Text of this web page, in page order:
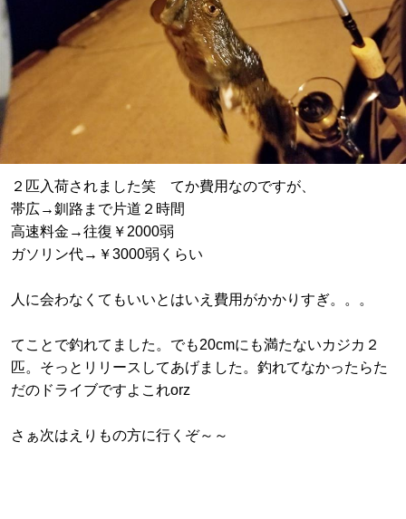
２匹入荷されました笑 てか費用なのですが、
帯広→釧路まで片道２時間
高速料金→往復￥2000弱
ガソリン代→￥3000弱くらい
人に会わなくてもいいとはいえ費用がかかりすぎ。。。
てことで釣れてました。でも20cmにも満たないカジカ２
匹。そっとリリースしてあげました。釣れてなかったらた
だのドライブですよこれorz
さぁ次はえりもの方に行くぞ～～